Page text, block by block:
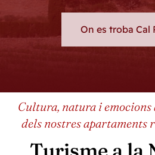
On es troba Cal
Cultura, natura i emocions
dels nostres apartaments
Turisme a la